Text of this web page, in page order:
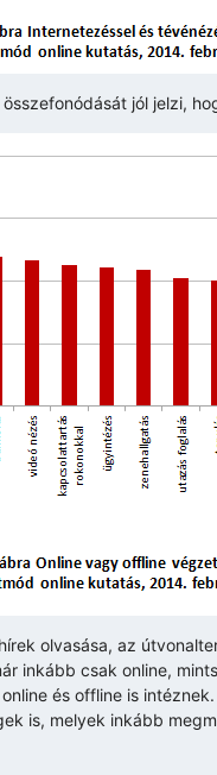
jól jelzi,
olvasása, az
inkább csak online,
és offline is
is, melyek inkább